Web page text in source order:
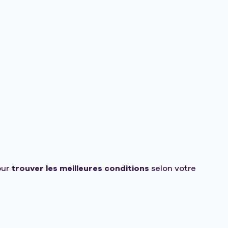
trouver les meilleures conditions selon votre